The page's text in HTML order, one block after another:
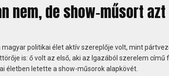
nem, de show-műsort azt
politikai élet aktív szereplője volt, mint
is: ő volt az első, aki az Igazából szerelem című
életben letette a show-műsorok alapkövét.